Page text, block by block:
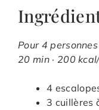
Pour 4
20 min · 200
4
3 cuillères